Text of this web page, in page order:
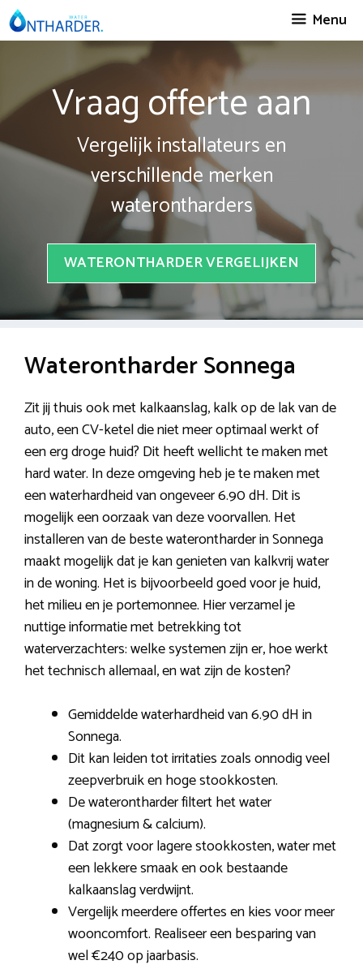
Spring
naar
Menu
Vraag offerte aan
Vergelijk installateurs en
verschillende merken
waterontharders
WATERONTHARDER VERGELIJKEN
Waterontharder Sonnega
Zit jij thuis ook met kalkaanslag, kalk op de lak van de
auto, een CV-ketel die niet meer optimaal werkt of
een erg droge huid? Dit heeft wellicht te maken met
hard water. In deze omgeving heb je te maken met
een waterhardheid van ongeveer 6.90 dH. Dit is
mogelijk een oorzaak van deze voorvallen. Het
installeren van de beste waterontharder in Sonnega
maakt mogelijk dat je kan genieten van kalkvrij water
in de woning. Het is bijvoorbeeld goed voor je huid,
het milieu en je portemonnee. Hier verzamel je
nuttige informatie met betrekking tot
waterverzachters: welke systemen zijn er, hoe werkt
het technisch allemaal, en wat zijn de kosten?
Gemiddelde waterhardheid van 6.90 dH in
Sonnega.
Dit kan leiden tot irritaties zoals onnodig veel
zeepverbruik en hoge stookkosten.
De waterontharder filtert het water
(magnesium & calcium).
Dat zorgt voor lagere stookkosten, water met
een lekkere smaak en ook bestaande
kalkaanslag verdwijnt.
Vergelijk meerdere offertes en kies voor meer
wooncomfort. Realiseer een besparing van
wel €240 op jaarbasis.